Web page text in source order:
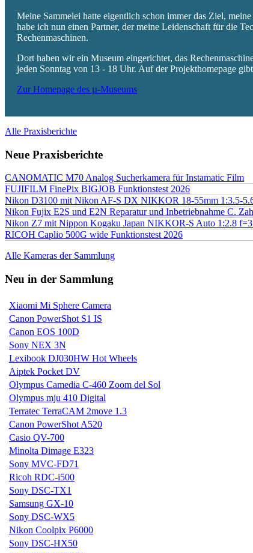
Meine Sammelei hatte eigentlich schon immer das Ziel,
habe ich nun einen Partner, der meine Leidenschaft für die
Rechenmaschinen.
Dort haben wir ein Museum eingerichtet, das
jeden Sonntag von 13 - 18 Uhr. Auf der Projekthomepage
Zur Homepage des µ-Museums
Alle Praxisberichte
Neue Praxisberichte
CANOMATIC M70 Analog Sucherkamera für Instamatic Film
FUJIFILM FinePix BIGJOB Funktionstest 2026
Nikon D3100 mit Nikon AF-S DX NIKKOR 18-55mm 1:3.5-
Nikon Fujix E2S und E2N Reparatur und Inbetriebnahme C.
Nikon Z7 mit Nippon Kogaku Japan NIKKOR-S Auto 1:2.8
RICOH Caplio 500G wide Funktionstest 2026
Alle Kameras der Sammlung
Neu in der Sammlung
Xiaomi Mi Sphere Camera
Canon PowerShot S1 IS
Canon EOS 100D
Sony NEX 3N
Lexibook DJ030HW Hot Wheels
Aiptek Pocket DV
Olympus Camedia C-460 Zoom del Sol
Olympus mju 410 Digital
Terratec TerraCAM 2move 1.3
Canon PowerShot A520
Casio QV-700
Minolta Dimage E323
Sony MVC-FD71
Ricoh RDC-i500
Sony DSC-TX1
Samsung GX-10
Sony DSC-WX5
Nikon Coolpix P6000
Sony DSC-HX50